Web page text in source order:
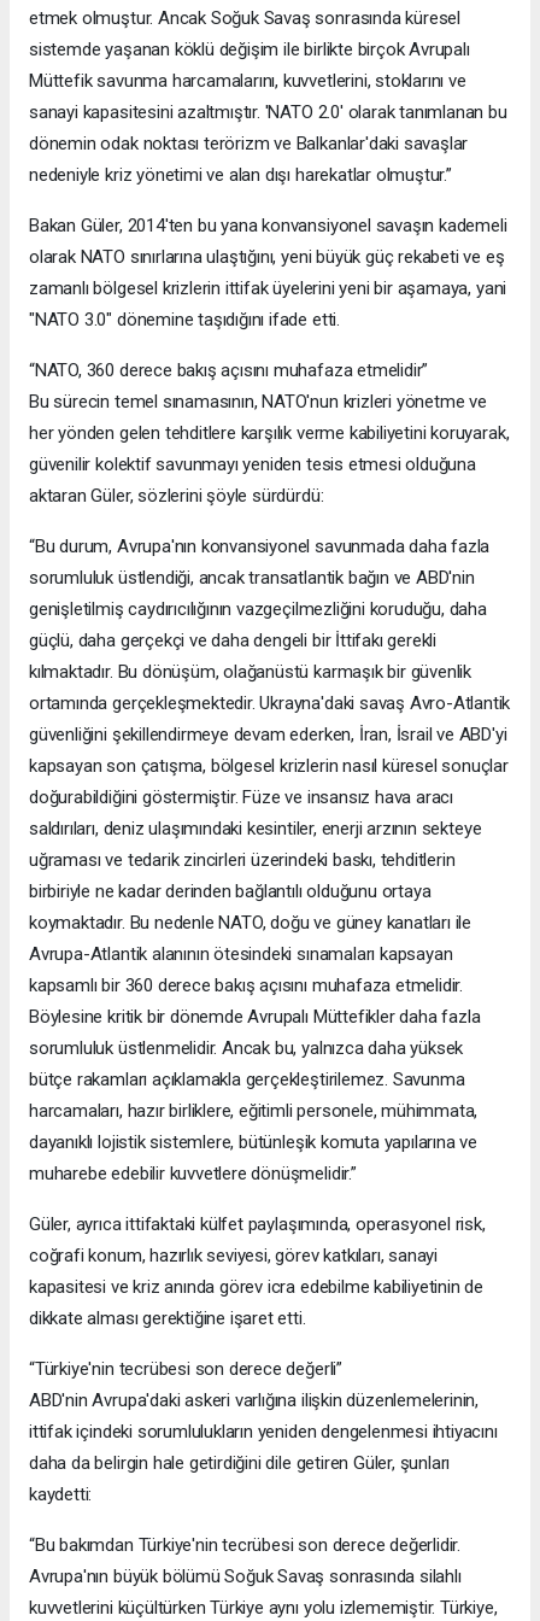
etmek olmuştur. Ancak Soğuk Savaş sonrasında küresel
sistemde yaşanan köklü değişim ile birlikte birçok Avrupalı
Müttefik savunma harcamalarını, kuvvetlerini, stoklarını ve
sanayi kapasitesini azaltmıştır. 'NATO 2.0' olarak tanımlanan bu
dönemin odak noktası terörizm ve Balkanlar'daki savaşlar
nedeniyle kriz yönetimi ve alan dışı harekatlar olmuştur.”
Bakan Güler, 2014'ten bu yana konvansiyonel savaşın kademeli
olarak NATO sınırlarına ulaştığını, yeni büyük güç rekabeti ve eş
zamanlı bölgesel krizlerin ittifak üyelerini yeni bir aşamaya, yani
"NATO 3.0" dönemine taşıdığını ifade etti.
“NATO, 360 derece bakış açısını muhafaza etmelidir”
Bu sürecin temel sınamasının, NATO'nun krizleri yönetme ve
her yönden gelen tehditlere karşılık verme kabiliyetini koruyarak,
güvenilir kolektif savunmayı yeniden tesis etmesi olduğuna
aktaran Güler, sözlerini şöyle sürdürdü:
“Bu durum, Avrupa'nın konvansiyonel savunmada daha fazla
sorumluluk üstlendiği, ancak transatlantik bağın ve ABD'nin
genişletilmiş caydırıcılığının vazgeçilmezliğini koruduğu, daha
güçlü, daha gerçekçi ve daha dengeli bir İttifakı gerekli
kılmaktadır. Bu dönüşüm, olağanüstü karmaşık bir güvenlik
ortamında gerçekleşmektedir. Ukrayna'daki savaş Avro-Atlantik
güvenliğini şekillendirmeye devam ederken, İran, İsrail ve ABD'yi
kapsayan son çatışma, bölgesel krizlerin nasıl küresel sonuçlar
doğurabildiğini göstermiştir. Füze ve insansız hava aracı
saldırıları, deniz ulaşımındaki kesintiler, enerji arzının sekteye
uğraması ve tedarik zincirleri üzerindeki baskı, tehditlerin
birbiriyle ne kadar derinden bağlantılı olduğunu ortaya
koymaktadır. Bu nedenle NATO, doğu ve güney kanatları ile
Avrupa-Atlantik alanının ötesindeki sınamaları kapsayan
kapsamlı bir 360 derece bakış açısını muhafaza etmelidir.
Böylesine kritik bir dönemde Avrupalı Müttefikler daha fazla
sorumluluk üstlenmelidir. Ancak bu, yalnızca daha yüksek
bütçe rakamları açıklamakla gerçekleştirilemez. Savunma
harcamaları, hazır birliklere, eğitimli personele, mühimmata,
dayanıklı lojistik sistemlere, bütünleşik komuta yapılarına ve
muharebe edebilir kuvvetlere dönüşmelidir.”
Güler, ayrıca ittifaktaki külfet paylaşımında, operasyonel risk,
coğrafi konum, hazırlık seviyesi, görev katkıları, sanayi
kapasitesi ve kriz anında görev icra edebilme kabiliyetinin de
dikkate alması gerektiğine işaret etti.
“Türkiye'nin tecrübesi son derece değerli”
ABD'nin Avrupa'daki askeri varlığına ilişkin düzenlemelerinin,
ittifak içindeki sorumlulukların yeniden dengelenmesi ihtiyacını
daha da belirgin hale getirdiğini dile getiren Güler, şunları
kaydetti:
“Bu bakımdan Türkiye'nin tecrübesi son derece değerlidir.
Avrupa'nın büyük bölümü Soğuk Savaş sonrasında silahlı
kuvvetlerini küçültürken Türkiye aynı yolu izlememiştir. Türkiye,